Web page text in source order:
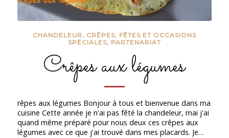
CHANDELEUR, CRÊPES, FÊTES ET OCCASIONS
SPÉCIALES, PARTENARIAT
Crêpes aux légumes
rêpes aux légumes Bonjour à tous et bienvenue dans ma
cuisine Cette année je n'ai pas fêté la chandeleur, mai j'ai
quand même préparé pour nous deux ces crêpes aux
légumes avec ce que j'ai trouvé dans mes placards. Je…